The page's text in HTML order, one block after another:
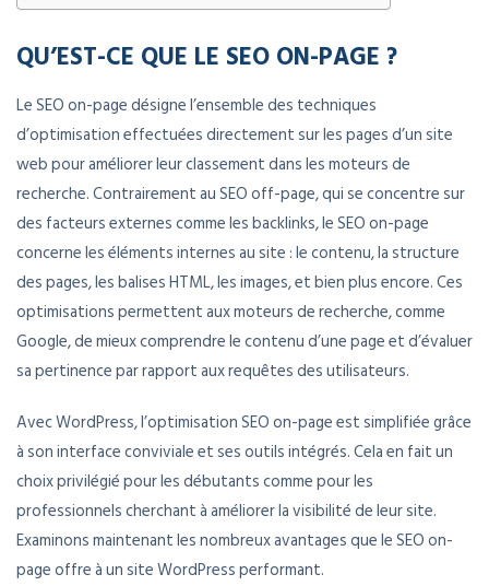
QU’EST-CE QUE LE SEO ON-PAGE ?
Le SEO on-page désigne l’ensemble des techniques
d’optimisation effectuées directement sur les pages d’un site
web pour améliorer leur classement dans les moteurs de
recherche. Contrairement au SEO off-page, qui se concentre sur
des facteurs externes comme les backlinks, le SEO on-page
concerne les éléments internes au site : le contenu, la structure
des pages, les balises HTML, les images, et bien plus encore. Ces
optimisations permettent aux moteurs de recherche, comme
Google, de mieux comprendre le contenu d’une page et d’évaluer
sa pertinence par rapport aux requêtes des utilisateurs.
Avec WordPress, l’optimisation SEO on-page est simplifiée grâce
à son interface conviviale et ses outils intégrés. Cela en fait un
choix privilégié pour les débutants comme pour les
professionnels cherchant à améliorer la visibilité de leur site.
Examinons maintenant les nombreux avantages que le SEO on-
page offre à un site WordPress performant.